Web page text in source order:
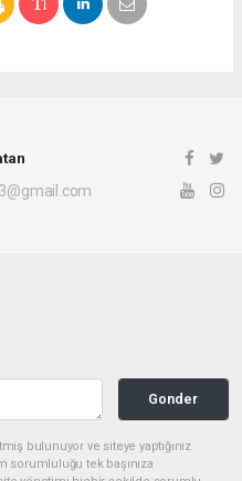
Gonder
bulunuyor ve siteye yaptığınız
sorumluluğu tek başınıza